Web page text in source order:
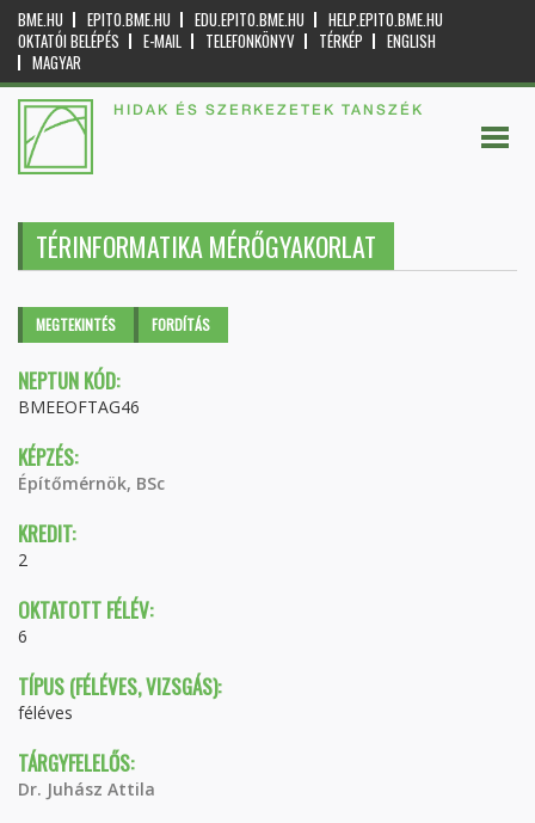
BME.HU EPITO.BME.HU EDU.EPITO.BME.HU
HELP.EPITO.BME.HU
OKTATÓI BELÉPÉS
E-MAIL TELEFONKÖNYV TÉRKÉP
ENGLISH
MAGYAR
HIDAK ÉS SZERKEZETEK TANSZÉK
TÉRINFORMATIKA MÉRŐGYAKORLAT
Elsődleges fülek
MEGTEKINTÉS (AKTÍVFORDÍTÁS
NEPTUN KÓD:
BMEEOFTAG46
KÉPZÉS:
Építőmérnök, BSc
KREDIT:
2
OKTATOTT FÉLÉV:
6
TÍPUS (FÉLÉVES, VIZSGÁS):
féléves
TÁRGYFELELŐS:
Dr. Juhász Attila